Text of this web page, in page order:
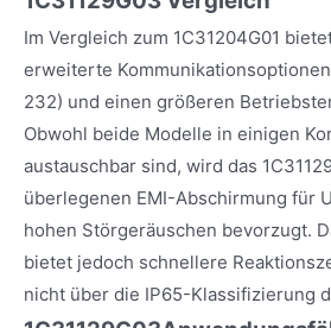
Im Vergleich zum 1C31204G01
erweiterte
232) und einen größeren
Obwohl beide Modelle in einigen
austauschbar sind, wird das
überlegenen EMI-Abschirmung für
hohen Störgeräuschen bevorzugt.
bietet jedoch schnellere
nicht über die IP65-Klassifizierung